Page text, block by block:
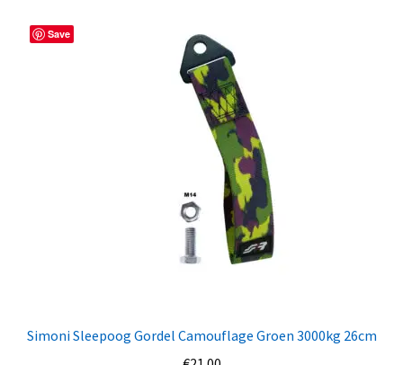
Save
Simoni Sleepoog Gordel Camouflage Groen 3000kg 26cm